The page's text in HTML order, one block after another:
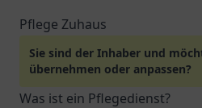
Pflege Zuhaus
Sie sind der Inhaber und
übernehmen oder anpassen?
Was ist ein Pflegedienst?